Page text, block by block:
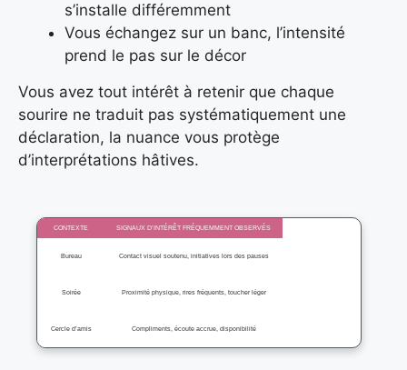
s’installe différemment
Vous échangez sur un banc, l’intensité
prend le pas sur le décor
Vous avez tout intérêt à retenir que chaque
sourire ne traduit pas systématiquement une
déclaration, la nuance vous protège
d’interprétations hâtives.
CONTEXTE SIGNAUX D’INTÉRÊT FRÉQUEMMENT OBSERVÉS
Bureau Contact visuel soutenu, initiatives lors des pauses
Soirée Proximité physique, rires fréquents, toucher léger
Cercle d’amis Compliments, écoute accrue, disponibilité